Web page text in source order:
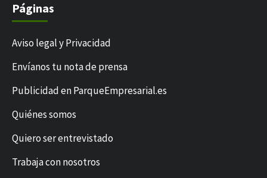
Páginas
Aviso legal y Privacidad
Envíanos tu nota de prensa
Publicidad en ParqueEmpresarial.es
Quiénes somos
Quiero ser entrevistado
Trabaja con nosotros